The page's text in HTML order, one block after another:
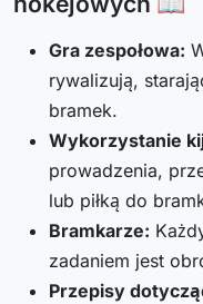
Gra zespołowa:
rywalizują,
bramek.
Wykorzystanie
prowadzenia,
lub piłką do
Bramkarze:
zadaniem jest
Przepisy